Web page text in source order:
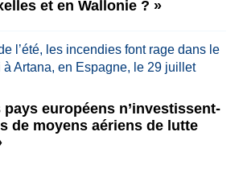
et en Wallonie ? »
européens n’investissent-
de moyens aériens de lutte